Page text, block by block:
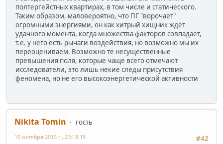
полтергейстных квартирах, в том числе и статического.
Таким образом, маловероятно, что ПГ "ворочает"
огромными энергиями, он как хитрый хищник ждёт
удачного момента, когда множества факторов совпадает,
т.е. у него есть рычаги воздействия, но возможно мы их
переоцениваем. Возможно те несущественные
превышения поля, которые чаще всего отмечают
исследователи, это лишь некие следы присутствия
феномена, но не его высокоэнергетической активности
Nikita Tomin
гость
#42
10 октября 2013 г., 23:18:19